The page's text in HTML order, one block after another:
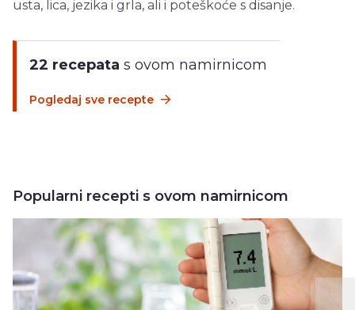
usta, lica, jezika i grla, ali i poteškoće s disanje.
22 recepata s ovom namirnicom
Pogledaj sve recepte
Popularni recepti s ovom namirnicom